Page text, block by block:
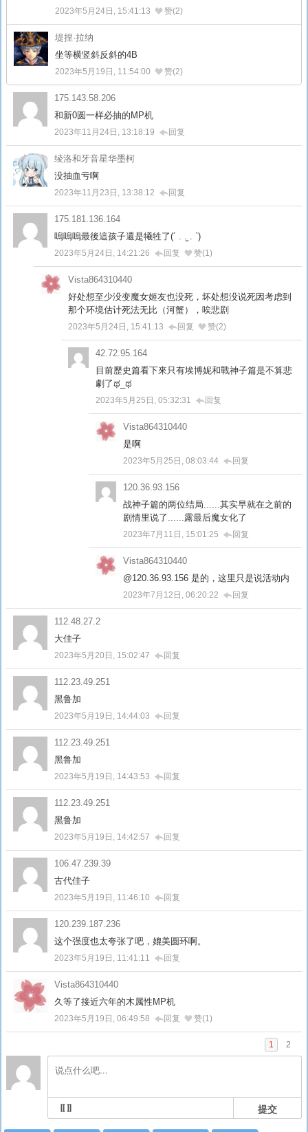
2023年5月24日, 15:41:13 赞(2)
堤捏·拉纳
坐等横竖斜反斜的4B
2023年5月19日, 11:54:00 赞(2)
175.143.58.206
和新0圆一样必抽的MP机
2023年11月24日, 13:18:19 回复
绫洛和牙音星华墨柯
没抽血亏啊
2023年11月23日, 13:38:12 回复
175.181.136.164
嗚嗚嗚最後這孩子還是犧牲了(´ . .̫ . `)
2023年5月24日, 14:21:26 回复 赞(1)
Vista864310440
好处想至少没变魔女姬友也没死，坏处想没说死因考虑到
那个环境估计死法无比（河蟹），唉悲剧
2023年5月24日, 15:41:13 回复 赞(2)
42.72.95.164
目前歷史篇看下來只有埃博妮和戰神子篇是不算悲
劇了ಥ_ಥ
2023年5月25日, 05:32:31 回复
Vista864310440
是啊
2023年5月25日, 08:03:44 回复
120.36.93.156
战神子篇的两位结局......其实早就在之前的
剧情里说了......露最后魔女化了
2023年7月11日, 15:01:25 回复
Vista864310440
@120.36.93.156 是的，这里只是说活动内
2023年7月12日, 06:20:22 回复
112.48.27.2
大佳子
2023年5月20日, 15:02:47 回复
112.23.49.251
黑鲁加
2023年5月19日, 14:44:03 回复
112.23.49.251
黑鲁加
2023年5月19日, 14:43:53 回复
112.23.49.251
黑鲁加
2023年5月19日, 14:42:57 回复
106.47.239.39
古代佳子
2023年5月19日, 11:46:10 回复
120.239.187.236
这个强度也太夸张了吧，媲美圆环啊。
2023年5月19日, 11:41:11 回复
Vista864310440
久等了接近六年的木属性MP机
2023年5月19日, 06:49:58 回复 赞(1)
1 2
提交